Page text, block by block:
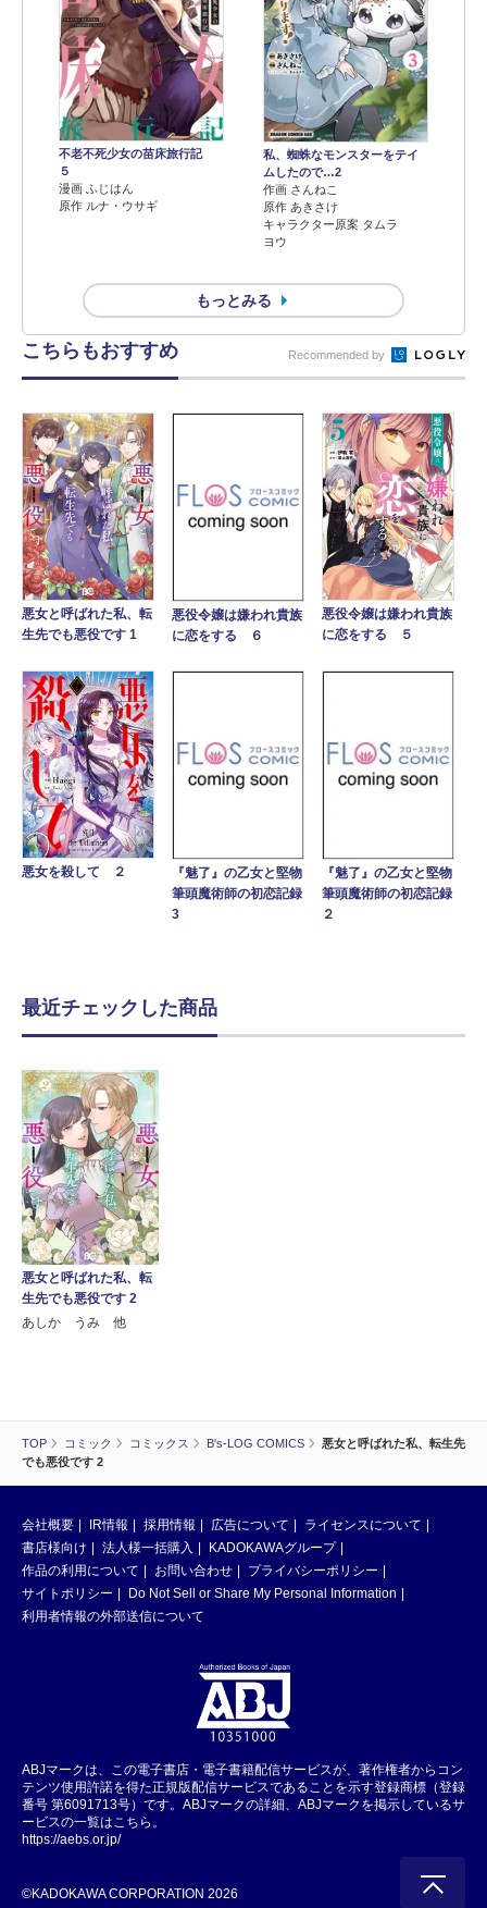
TOP コミック コミックス B's-LOG COMICS
悪女と呼ばれた私、転生先
でも悪役です 2
不老不死少女の苗床旅行記
５
漫画 ふじはん
原作 ルナ・ウサギ
私、蜘蛛なモンスターをテイ
ムしたので…2
作画 さんねこ
原作 あきさけ
キャラクター原案 タムラ
ヨウ
もっとみる
こちらもおすすめ Recommended by
悪女と呼ばれた私、転
生先でも悪役です 1
悪役令嬢は嫌われ貴族
に恋をする ６
悪役令嬢は嫌われ貴族
に恋をする ５
悪女を殺して ２
『魅了』の乙女と堅物
筆頭魔術師の初恋記録
3
『魅了』の乙女と堅物
筆頭魔術師の初恋記録
２
最近チェックした商品
悪女と呼ばれた私、転
生先でも悪役です 2
あしか うみ 他
会社概要 IR情報 採用情報 広告について
ライセンスについて
書店様向け
法人様一括購入
KADOKAWAグループ
作品の利用について
お問い合わせ
プライバシーポリシー
サイトポリシー
Do Not Sell or Share My Personal Information
利用者情報の外部送信について
ABJマークは、この電子書店・電子書籍配信サービスが、著作権者からコン
テンツ使用許諾を得た正規版配信サービスであることを示す登録商標（登録
番号 第6091713号）です。ABJマークの詳細、ABJマークを掲示しているサ
ービスの一覧はこちら。
https://aebs.or.jp/
©KADOKAWA CORPORATION 2026